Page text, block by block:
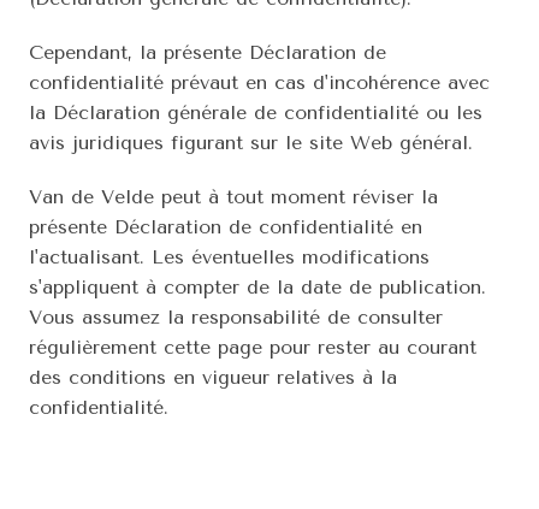
Cependant, la présente Déclaration de
confidentialité prévaut en cas d'incohérence avec
la Déclaration générale de confidentialité ou les
avis juridiques figurant sur le site Web général.
Van de Velde peut à tout moment réviser la
présente Déclaration de confidentialité en
l'actualisant. Les éventuelles modifications
s'appliquent à compter de la date de publication.
Vous assumez la responsabilité de consulter
régulièrement cette page pour rester au courant
des conditions en vigueur relatives à la
confidentialité.